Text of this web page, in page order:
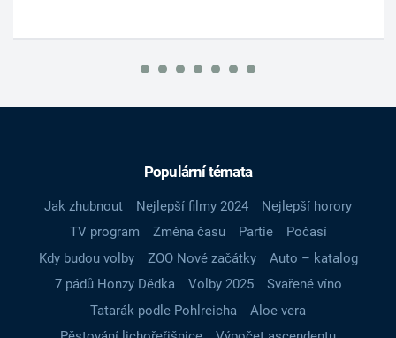
Populární témata
Jak zhubnout Nejlepší filmy 2024
Nejlepší horory
TV program
Změna času Partie
Počasí
Kdy budou volby
ZOO Nové začátky
Auto – katalog
7 pádů Honzy Dědka
Volby 2025
Svařené víno
Tatarák podle Pohlreicha
Aloe vera